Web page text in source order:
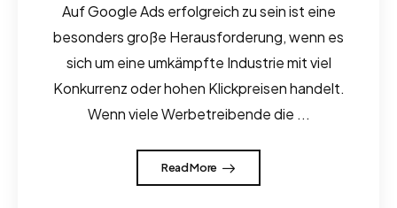
Auf Google Ads erfolgreich zu sein ist eine
besonders große Herausforderung, wenn es
sich um eine umkämpfte Industrie mit viel
Konkurrenz oder hohen Klickpreisen handelt.
Wenn viele Werbetreibende die ...
Read More